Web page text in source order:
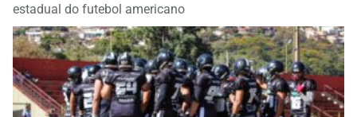
estadual do futebol americano